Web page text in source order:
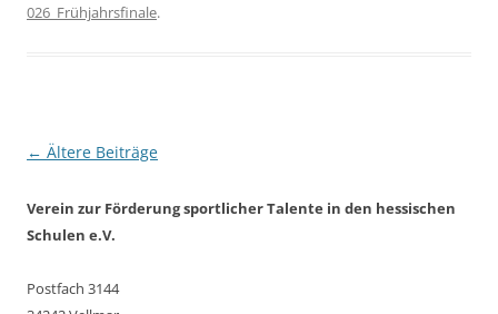
026_Frühjahrsfinale.
Beitragsnavigation
← Ältere Beiträge
Verein zur Förderung sportlicher Talente in den hessischen
Schulen e.V.
Postfach 3144